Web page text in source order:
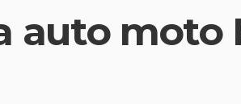
auto moto